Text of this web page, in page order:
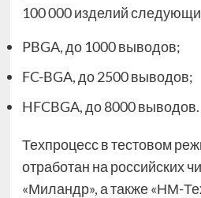
100 000 изделий
PBGA, до 1000 выводов;
FC-BGA, до 2500 выводов;
HFCBGA, до 8000 выводов.
Техпроцесс в тестовом
отработан на российских
«Миландр», а также «НМ-